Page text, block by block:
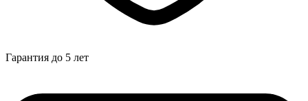
Гарантия до 5 лет